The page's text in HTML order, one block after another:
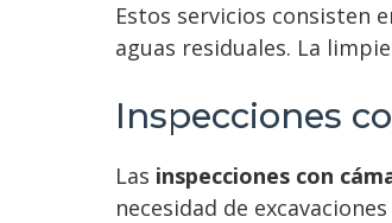
Estos servicios consisten
aguas residuales. La
Inspecciones
Las inspecciones con
necesidad de